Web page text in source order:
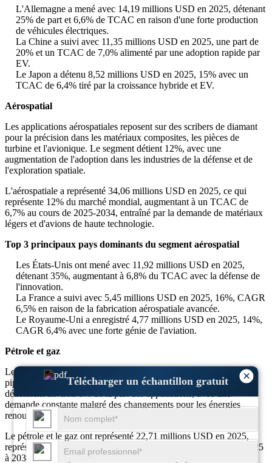
×
Télécharger un échantillon gratuit
L'Allemagne a mené avec 14,19 millions USD en 2025, détenant
25% de part et 6,6% de TCAC en raison d'une forte production
de véhicules électriques.
La Chine a suivi avec 11,35 millions USD en 2025, une part de
20% et un TCAC de 7,0% alimenté par une adoption rapide par
EV.
Le Japon a détenu 8,52 millions USD en 2025, 15% avec un
TCAC de 6,4% tiré par la croissance hybride et EV.
Aérospatial
Les applications aérospatiales reposent sur des scribers de diamant
pour la précision dans les matériaux composites, les pièces de
turbine et l'avionique. Le segment détient 12%, avec une
augmentation de l'adoption dans les industries de la défense et de
l'exploration spatiale.
L'aérospatiale a représenté 34,06 millions USD en 2025, ce qui
représente 12% du marché mondial, augmentant à un TCAC de
6,7% au cours de 2025-2034, entraîné par la demande de matériaux
légers et d'avions de haute technologie.
Top 3 principaux pays dominants du segment aérospatial
Les États-Unis ont mené avec 11,92 millions USD en 2025,
détenant 35%, augmentant à 6,8% du TCAC avec la défense de
l'innovation.
La France a suivi avec 5,45 millions USD en 2025, 16%, CAGR
6,5% en raison de la fabrication aérospatiale avancée.
Le Royaume-Uni a enregistré 4,77 millions USD en 2025, 14%,
CAGR 6,4% avec une forte génie de l'aviation.
Pétrole et gaz
Les scribers de diamants sont utilisés dans les outils de forage, les
pipelines et les équipements pétrochimiques. Le pétrole et le gaz
détiennent environ 8% de la part des applications, avec une
demande constante malgré des changements pour les énergies
renouvelables.
Le pétrole et le gaz ont représenté 22,71 millions USD en 2025,
représentant 8% du marché. Le TCAC attendu est de 5,9% de 2025
à 2034, soutenu par les mises à niveau des équipements et la